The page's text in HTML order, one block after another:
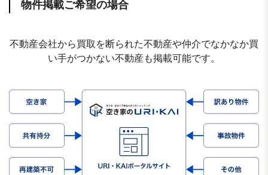
物件掲載ご希望の場合
不動産会社から買取を断られた不動産や仲介でなかなか買
い手がつかない不動産も掲載可能です。